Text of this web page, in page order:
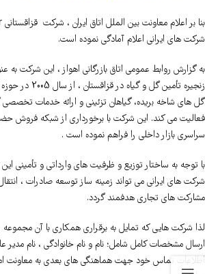
شرکت های ایرانی اعلام آمادگی نموده است.
به گزارش روابط عمومی اتاق بازرگانی اهواز ، این شرکت به
زنجیره تأمین گل
گل های شاخه بریده، گیاهان تزئینی و ارائه خدمات
فعالیت می کند. این شرکت با برخورداری از شبکه فروش
سراسری بازار داخلی را فراهم نموده است .
با توجه به ساختار توزیع و ظرفیت های وارداتی و تأمینی
شرکت های ایرانی می تواند زمینه ساز توسعه صادرات ،
مشارکت های تجاری هدفمند گردد.
لذا شرکت هایی که تمایل به برقراری همکاری با آن مجموعه
ارسال مشخصات کامل شامل؛ نام و نام خانوادگی ، نام
اطلاعات تماس خود جهت هماهنگی های بعدی به معاونت